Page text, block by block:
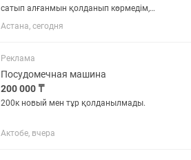
сатып алғанмын қолданып көрмедім,
өйткені маған жаңа машина сыйлыққа
келді. Сол себепті сатып жатырмын
Астана, сегодня
Реклама
Посудомечная машина
200 000 ₸
200к новый мен тұр қолданылмады.
Актобе, вчера